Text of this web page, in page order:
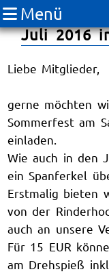
Menü
Einladung
Juli 2016
Liebe Mitglieder,
gerne möchten
Sommerfest am
einladen.
Wie auch in den
ein Spanferkel
Erstmalig bieten
von der
auch an unsere
Für 15 EUR
am Drehspieß